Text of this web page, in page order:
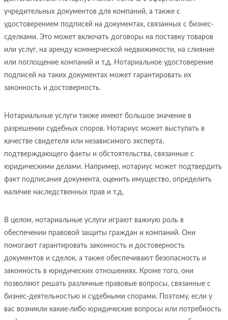
учредительных документов для компаний, а также с
удостоверением подписей на документах, связанных с бизнес-
сделками. Это может включать договоры на поставку товаров
или услуг, на аренду коммерческой недвижимости, на слияние
или поглощение компаний и т.д. Нотариальное удостоверение
подписей на таких документах может гарантировать их
законность и достоверность.
Нотариальные услуги также имеют большое значение в
разрешении судебных споров. Нотариус может выступать в
качестве свидетеля или независимого эксперта,
подтверждающего факты и обстоятельства, связанные с
юридическими делами. Например, нотариус может подтвердить
факт подписания документа, оценить имущество, определить
наличие наследственных прав и т.д.
В целом, нотариальные услуги играют важную роль в
обеспечении правовой защиты граждан и компаний. Они
помогают гарантировать законность и достоверность
документов и сделок, а также обеспечивают безопасность и
законность в юридических отношениях. Кроме того, они
позволяют решать различные правовые вопросы, связанные с
бизнес-деятельностью и судебными спорами. Поэтому, если у
вас возникли какие-либо юридические вопросы или потребность